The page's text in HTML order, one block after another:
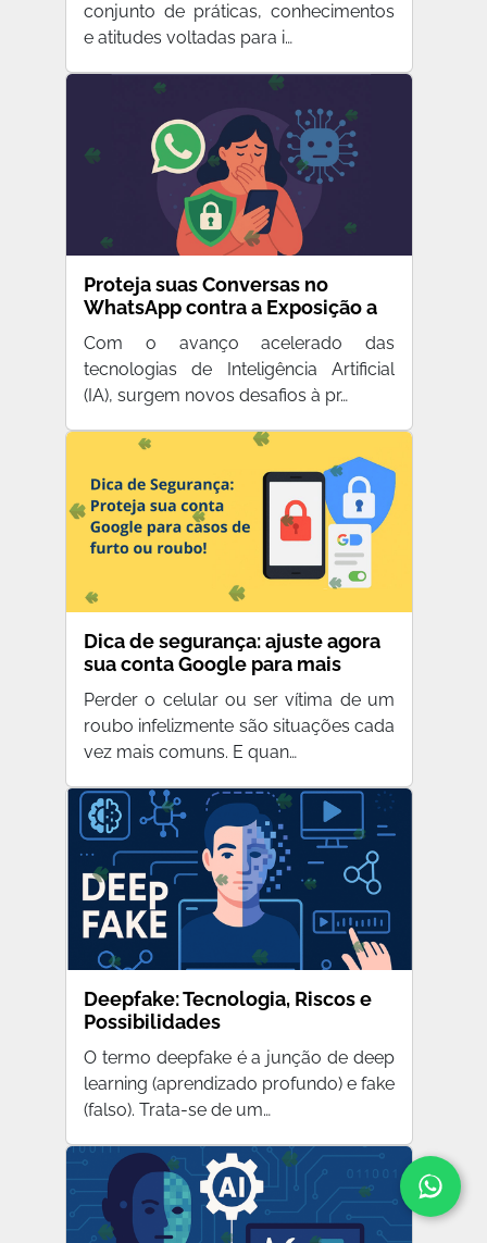
conjunto de práticas, conhecimentos
e atitudes voltadas para i…
Proteja suas Conversas no
WhatsApp contra a Exposição a
Com o avanço acelerado das
tecnologias de Inteligência Artificial
(IA), surgem novos desafios à pr…
Dica de segurança: ajuste agora
sua conta Google para mais
proteção em caso de roubo
Perder o celular ou ser vítima de um
roubo infelizmente são situações cada
vez mais comuns. E quan…
Deepfake: Tecnologia, Riscos e
Possibilidades
O termo deepfake é a junção de deep
learning (aprendizado profundo) e fake
(falso). Trata-se de um…